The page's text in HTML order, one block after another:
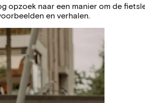
opzoek naar een manier om de
en verhalen.